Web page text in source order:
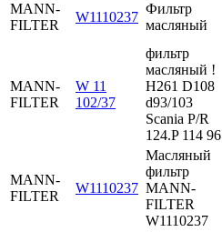
MANN-
FILTER
W1110237
Фильтр
масляный
MANN-
FILTER
W 11
102/37
фильтр
масляный !
H261 D108
d93/103
Scania P/R
124.P 114 96
MANN-
FILTER
W1110237
Масляный
фильтр
MANN-
FILTER
W1110237